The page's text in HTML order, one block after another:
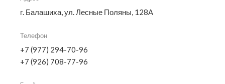
г. Балашиха, ул. Лесные Поляны, 128А
Телефон
+7 (977) 294-70-96
+7 (926) 708-77-96